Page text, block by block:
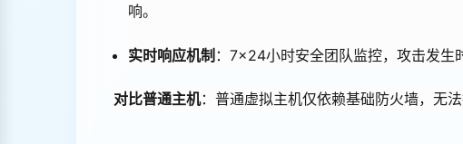
响。
实时响应机制 ：7×24小时安全团队监控，攻击发生
对比普通主机：普通虚拟主机仅依赖基础防火墙，无